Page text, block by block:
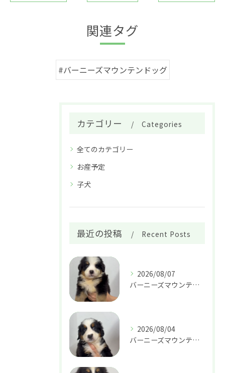
関連タグ
#バーニーズマウンテンドッグ
カテゴリー Categories
全てのカテゴリー
お産予定
子犬
最近の投稿 Recent Posts
2026/08/07
バーニーズマウンテンドッグ 男の子 29.８万円
2026/08/04
バーニーズマウンテンドッグ 女の子 37.8万円